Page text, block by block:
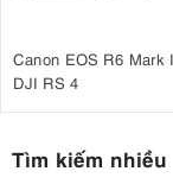
Canon EOS R6 Mark
DJI RS 4
Tìm kiếm nhiều